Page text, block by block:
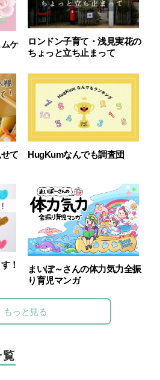
ケ
ロンドン子育て・浅見実花の
ちょっと立ち止まって
て
HugKumなんでも調査団
！
まいぽ～さんの体力気力全振
り育児マンガ
もっと見る